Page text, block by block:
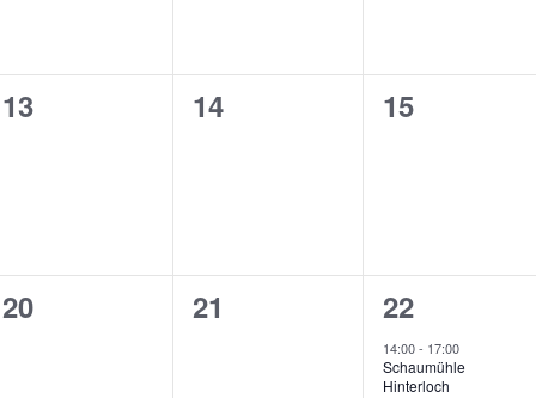
0
13
0
14
0
15
0
20
0
Veranstaltungen,
21
1
22
14:00- 17:00
Schaumühle
Hinterloch